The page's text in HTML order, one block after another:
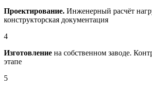
Проектирование. Инженерный расчёт
конструкторская документация
4
Изготовление на собственном заводе.
этапе
5